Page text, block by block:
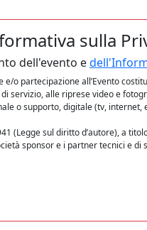
sulla
dell'evento e
partecipazione all’Evento
alle riprese video e
o supporto, digitale (tv,
(Legge sul diritto d’autore), a
sponsor e i partner tecnici e